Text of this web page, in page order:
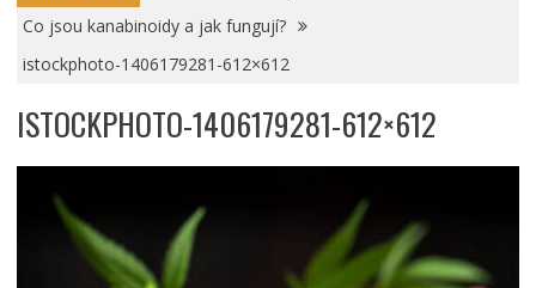
Co jsou kanabinoidy a jak fungují?
istockphoto-1406179281-612×612
ISTOCKPHOTO-1406179281-612×612